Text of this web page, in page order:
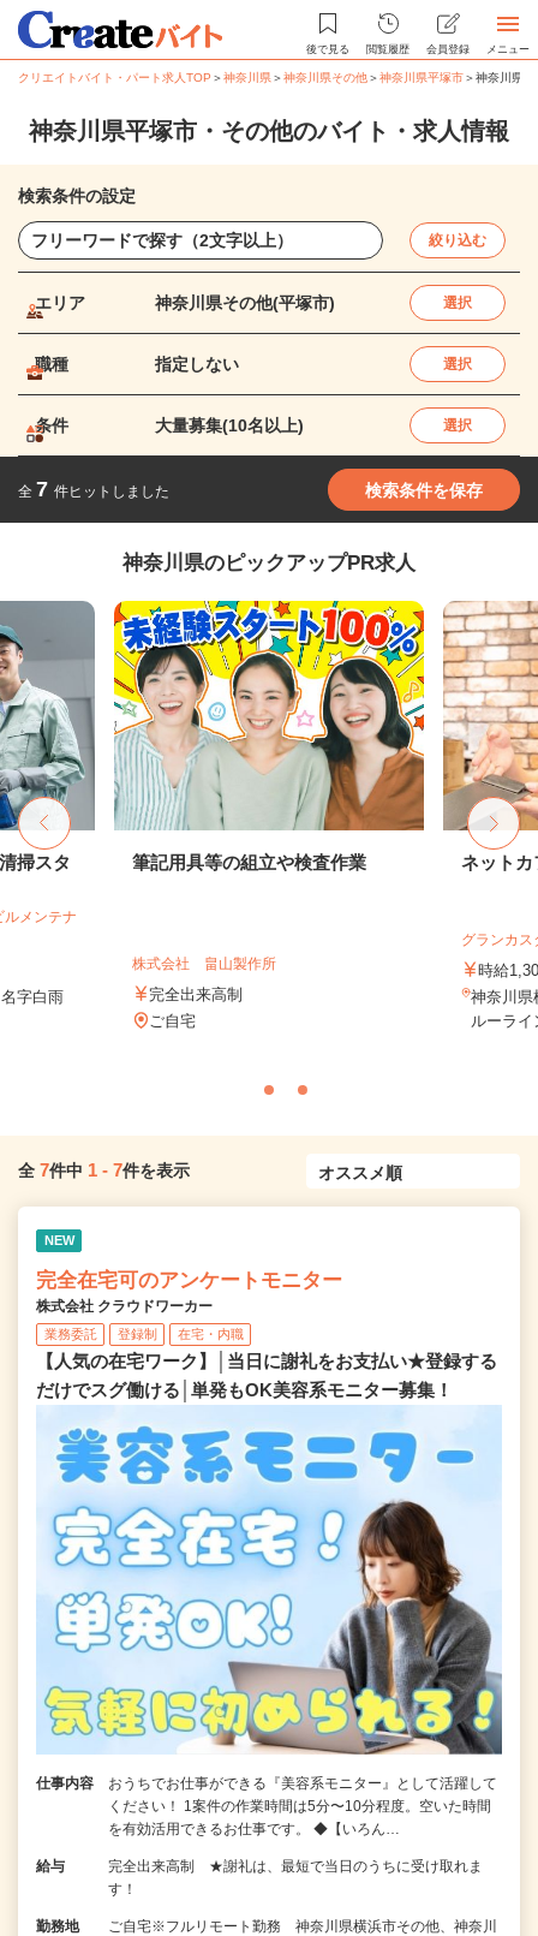
後で見る 閲覧履歴 会員登録 メニュー
クリエイトバイト・パート求人TOP ＞神奈川県＞神奈川県その他＞神奈川県平塚市＞神奈川県
神奈川県平塚市・その他のバイト・求人情報
検索条件の設定
絞り込む
エリア 神奈川県その他(平塚市) 選択
職種 指定しない 選択
条件 大量募集(10名以上) 選択
全 7 件ヒットしました 検索条件を保存
神奈川県のピックアップPR求人
掃スタ
メンテナ
字白雨
筆記用具等の組立や検査作業
株式会社 畠山製作所
完全出来高制
ご自宅
ネットカ
グランカ
時給
神奈川県
ルーラ
全 7件中 1 - 7件を表示
NEW
完全在宅可のアンケートモニター
株式会社 クラウドワーカー
業務委託 登録制 在宅・内職
【人気の在宅ワーク】│当日に謝礼をお支払い★登録する
だけでスグ働ける│単発もOK美容系モニター募集！
仕事内容
おうちでお仕事ができる『美容系モニター』として活躍して
ください！ 1案件の作業時間は5分〜10分程度。空いた時間
を有効活用できるお仕事です。 ◆【いろん…
給与
完全出来高制 ★謝礼は、最短で当日のうちに受け取れま
す！
勤務地
ご自宅※フルリモート勤務 神奈川県横浜市その他、神奈川